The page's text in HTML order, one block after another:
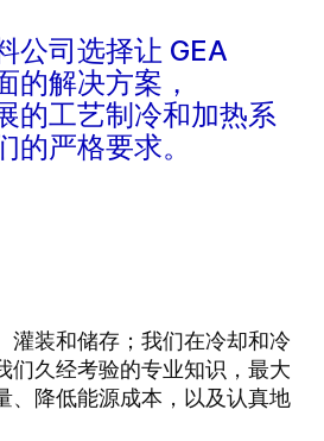
公司选择让 GEA
的解决方案，
的工艺制冷和加热系
的严格要求。
灌装和储存；我们在冷却和冷
们久经考验的专业知识，最大
、降低能源成本，以及认真地